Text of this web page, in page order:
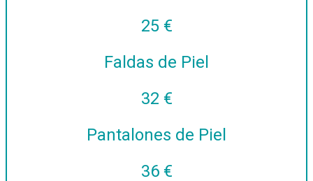
25 €
Faldas de Piel
32 €
Pantalones de Piel
36 €